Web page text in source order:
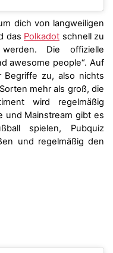
dich von langweiligen
das Polkadot schnell zu
Die offizielle
awesome people“. Auf
zu, also nichts
mehr als groß, die
wird regelmäßig
und Mainstream gibt es
spielen, Pubquiz
und regelmäßig den